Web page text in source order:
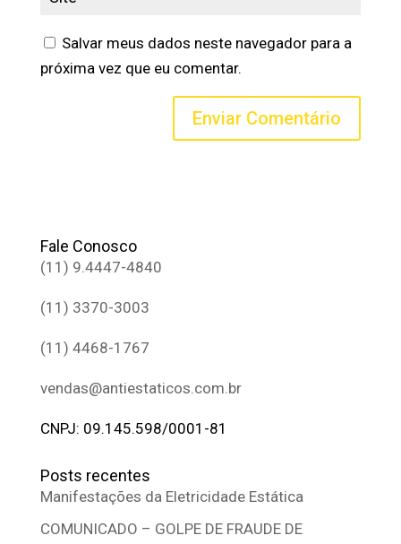
Salvar meus dados neste navegador para a
próxima vez que eu comentar.
Fale Conosco
(11) 9.4447-4840
(11) 3370-3003
(11) 4468-1767
vendas@antiestaticos.com.br
CNPJ: 09.145.598/0001-81
Posts recentes
Manifestações da Eletricidade Estática
COMUNICADO – GOLPE DE FRAUDE DE